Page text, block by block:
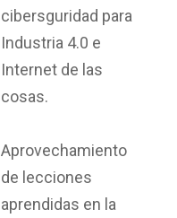
cibersguridad para
Industria 4.0 e
Internet de las
cosas.
Aprovechamiento
de lecciones
aprendidas en la